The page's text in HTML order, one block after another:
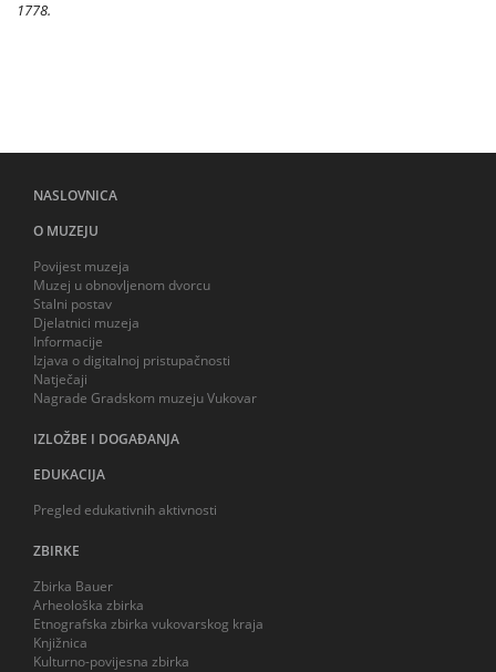
1778.
NASLOVNICA
O MUZEJU
Povijest muzeja
Muzej u obnovljenom dvorcu
Stalni postav
Djelatnici muzeja
Informacije
Izjava o digitalnoj pristupačnosti
Natječaji
Nagrade Gradskom muzeju Vukovar
IZLOŽBE I DOGAĐANJA
EDUKACIJA
Pregled edukativnih aktivnosti
ZBIRKE
Zbirka Bauer
Arheološka zbirka
Etnografska zbirka vukovarskog kraja
Knjižnica
Kulturno-povijesna zbirka